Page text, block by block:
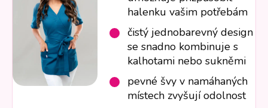
halenku vašim potřebám
čistý jednobarevný design
se snadno kombinuje s
kalhotami nebo sukněmi
pevné švy v namáhaných
místech zvyšují odolnost